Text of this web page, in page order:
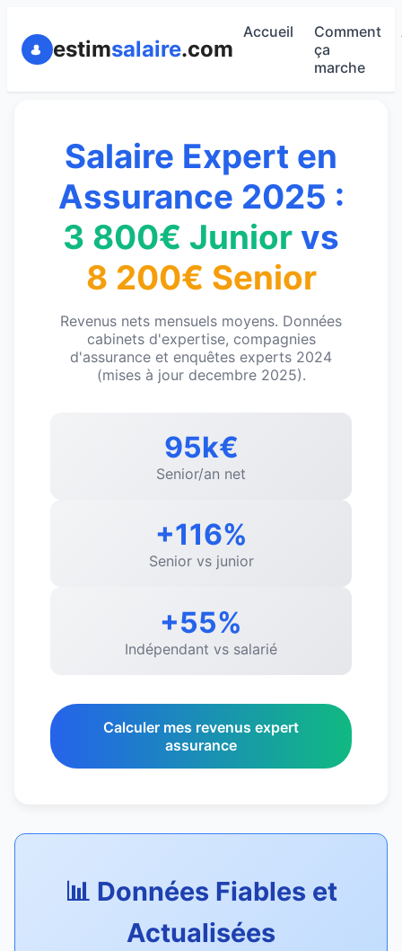
estimsalaire.com
Accueil
Comment
ça
marche
Salaire Expert en
Assurance 2025 :
3 800€ Junior vs
8 200€ Senior
Revenus nets mensuels moyens. Données
cabinets d'expertise, compagnies
d'assurance et enquêtes experts 2024
(mises à jour decembre 2025).
95k€
Senior/an net
+116%
Senior vs junior
+55%
Indépendant vs salarié
Calculer mes revenus expert
assurance
📊 Données Fiables et
Actualisées